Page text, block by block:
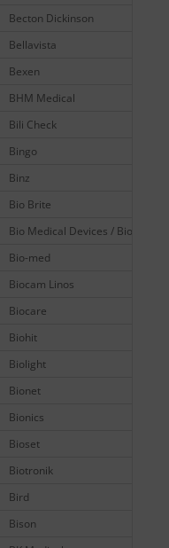
Becton Dickinson
Bellavista
Bexen
BHM Medical
Bili Check
Bingo
Binz
Bio Brite
Bio Medical Devices / Biomedical
Bio-med
Biocam Linos
Biocare
Biohit
Biolight
Bionet
Bionics
Bioset
Biotronik
Bird
Bison